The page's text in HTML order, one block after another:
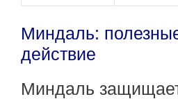
Миндаль:
действие
Миндаль